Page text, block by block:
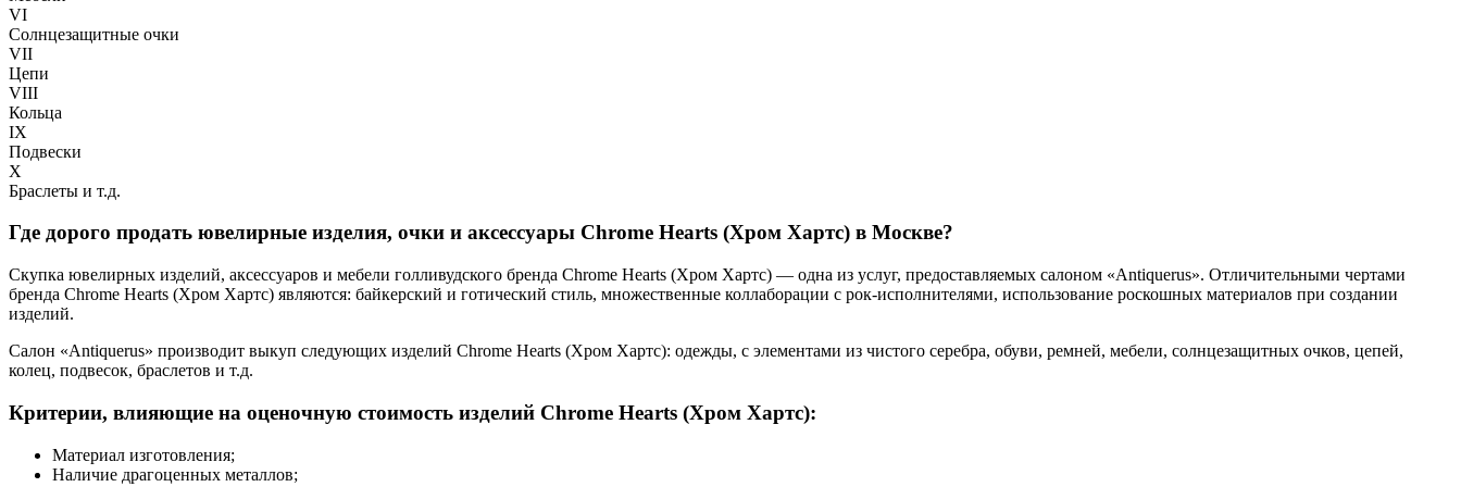
VI
Солнцезащитные очки
VII
Цепи
VIII
Кольца
IX
Подвески
X
Браслеты и т.д.
Где дорого продать ювелирные изделия, очки и аксессуары Chrome Hearts (Хром Хартс) в Москве?
Скупка ювелирных изделий, аксессуаров и мебели голливудского бренда Chrome Hearts (Хром Хартс) — одна из услуг, предоставляемых салоном «Antiquerus». Отличительными чертами
бренда Chrome Hearts (Хром Хартс) являются: байкерский и готический стиль, множественные коллаборации с рок-исполнителями, использование роскошных материалов при создании
изделий.
Салон «Antiquerus» производит выкуп следующих изделий Chrome Hearts (Хром Хартс): одежды, с элементами из чистого серебра, обуви, ремней, мебели, солнцезащитных очков, цепей,
колец, подвесок, браслетов и т.д.
Критерии, влияющие на оценочную стоимость изделий Chrome Hearts (Хром Хартс):
Материал изготовления;
Наличие драгоценных металлов;